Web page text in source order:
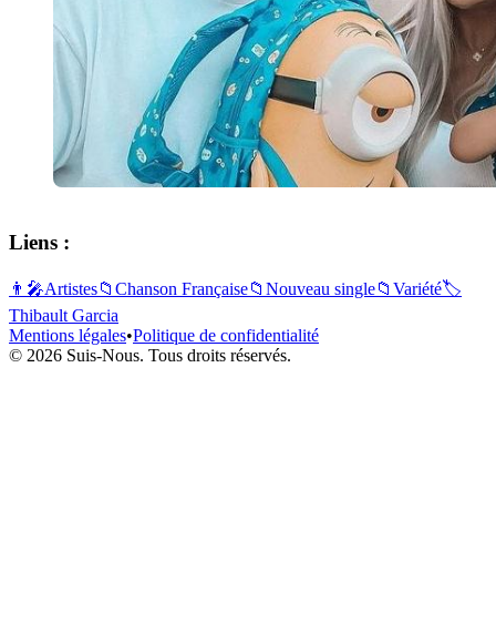
Liens :
👨‍🎤Artistes📁 Chanson Française📁 Nouveau single📁 Variété🏷️
Thibault Garcia
Mentions légales•Politique de confidentialité
© 2026 Suis-Nous. Tous droits réservés.